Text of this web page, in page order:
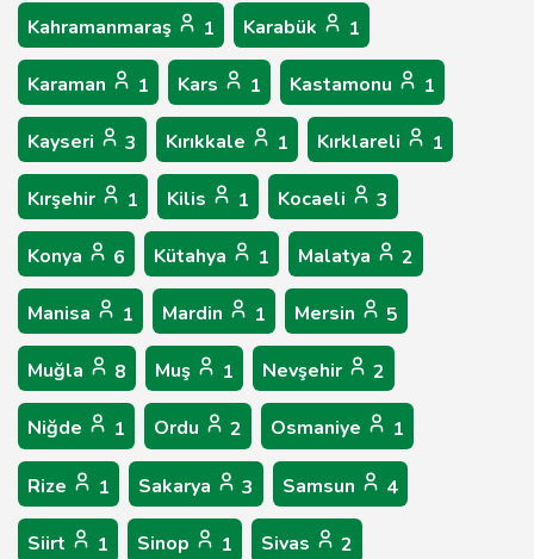
Kahramanmaraş 1 Karabük 1
Karaman 1 Kars 1 Kastamonu 1
Kayseri 3 Kırıkkale 1 Kırklareli 1
Kırşehir 1 Kilis 1 Kocaeli 3
Konya 6 Kütahya 1 Malatya 2
Manisa 1 Mardin 1 Mersin 5
Muğla 8 Muş 1 Nevşehir 2
Niğde 1 Ordu 2 Osmaniye 1
Rize 1 Sakarya 3 Samsun 4
Siirt 1 Sinop 1 Sivas 2